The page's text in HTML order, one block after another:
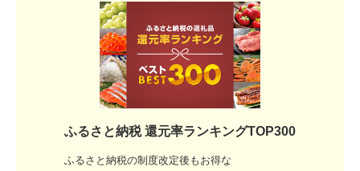
ふるさと納税 還元率ランキングTOP300
ふるさと納税の制度改定後もお得な